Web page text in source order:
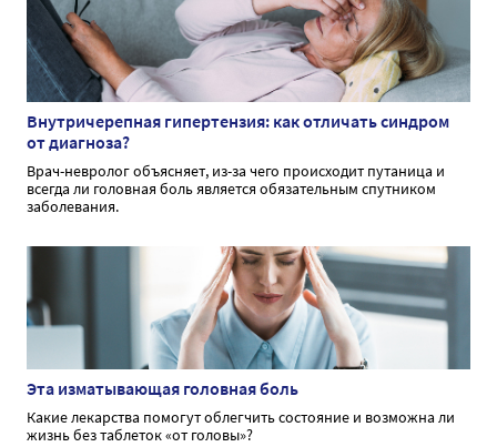
Внутричерепная гипертензия: как отличать синдром
от диагноза?
Врач-невролог объясняет, из-за чего происходит путаница и
всегда ли головная боль является обязательным спутником
заболевания.
Эта изматывающая головная боль
Какие лекарства помогут облегчить состояние и возможна ли
жизнь без таблеток «от головы»?